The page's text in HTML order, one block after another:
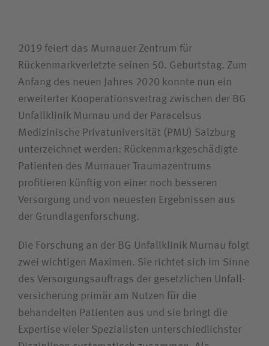
Ich bin
Patientin / Patient
Besucherin / Besucher
Zuweiserin / Zuweiser
Bewerberin / Bewerber
2019 feiert das Murnauer Zentrum für
Rückenmark­verletzte seinen 50. Geburtstag. Zum
Anfang des neuen Jahres 2020 konnte nun ein
erweiterter Kooperationsvertrag zwischen der BG
Unfallklinik Murnau und der Paracelsus
Medizinische Privatuniversität (PMU) Salzburg
unterzeichnet werden: Rückenmark­geschädigte
Patienten des Murnauer Traumazentrums
profitieren künftig von einer noch besseren
Versorgung und von neuesten Ergebnissen aus
der Grundlagen­forschung.
Die Forschung an der BG Unfallklinik Murnau folgt
zwei wichtigen Maximen. Sie richtet sich im Sinne
des Versorgungs­auftrags der gesetzlichen Unfall­
versicherung primär am Nutzen für die
behandelten Patienten aus und sie bringt die
Expertise vieler Spezialisten unterschiedlichster